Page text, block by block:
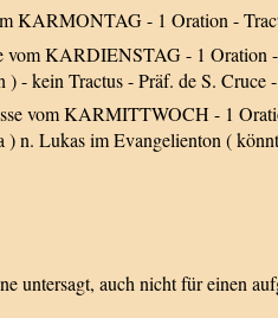
KARMONTAG - 1 Oration -
vom KARDIENSTAG - 1 Oration
- kein Tractus - Präf. de S. Cruce
vom KARMITTWOCH - 1
n. Lukas im Evangelienton (
untersagt, auch nicht für einen